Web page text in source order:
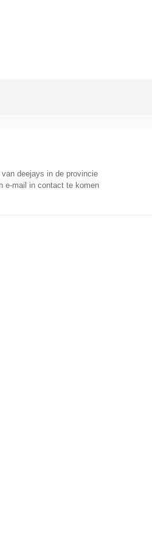
deejays in de provincie
e-mail in contact te komen